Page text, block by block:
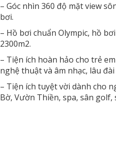
– Góc nhìn 360 độ mặt view
bơi.
– Hồ bơi chuẩn Olympic, hồ
2300m2.
– Tiện ích hoàn hảo cho trẻ
nghệ thuật và âm nhạc, lâu
– Tiện ích tuyệt vời dành cho
Bờ, Vườn Thiền, spa, sân